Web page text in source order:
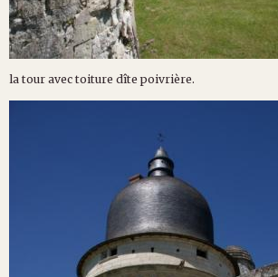
la tour avec toiture dîte poivrière.